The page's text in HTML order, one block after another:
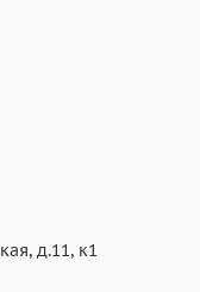
д.11, к1